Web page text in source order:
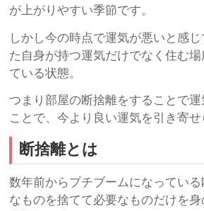
が上がりやすい季節です。
しかし今の時点で運気が悪いと感
た自身が持つ運気だけでなく住む
ている状態。
つまり部屋の断捨離をすることで
ことで、今より良い運気を引き寄せ
断捨離とは
数年前からプチブームになってい
なものを捨てて必要なものだけを身